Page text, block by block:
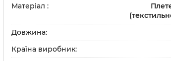
Вітаміни
Матеріал :
Довжина:
Країна виробник: